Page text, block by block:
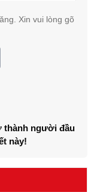
Xin vui lòng gõ
thành người đầu
này!